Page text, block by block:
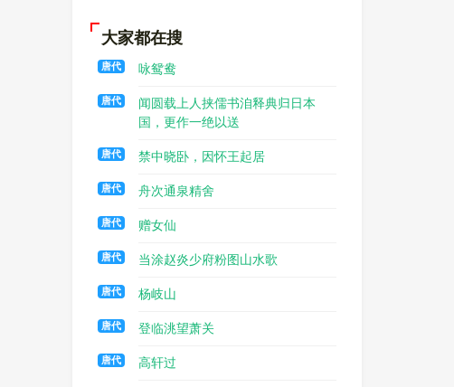
大家都在搜
唐代 咏鸳鸯
唐代
闻圆载上人挟儒书洎释典归日本
国，更作一绝以送
唐代 禁中晓卧，因怀王起居
唐代 舟次通泉精舍
唐代 赠女仙
唐代 当涂赵炎少府粉图山水歌
唐代 杨岐山
唐代 登临洮望萧关
唐代 高轩过